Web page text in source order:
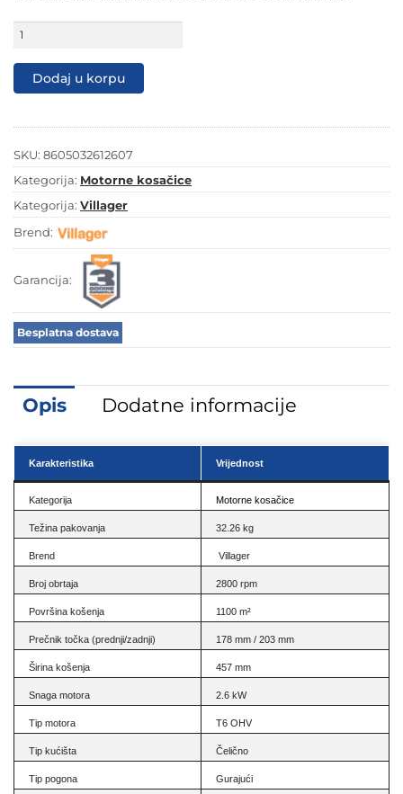
Motorna
kosačica
4011 Dodaj u korpu
SKU: 8605032612607
Kategorija: Motorne kosačice
Kategorija: Villager
Brend:
Garancija:
Besplatna dostava
Opis Dodatne informacije
Karakteristika Vrijednost
Kategorija Motorne kosačice
Težina pakovanja 32.26 kg
Brend Villager
Broj obrtaja 2800 rpm
Površina košenja 1100 m²
Prečnik točka (prednji/zadnji) 178 mm / 203 mm
Širina košenja 457 mm
Snaga motora 2.6 kW
Tip motora T6 OHV
Tip kućišta Čelično
Tip pogona Gurajući